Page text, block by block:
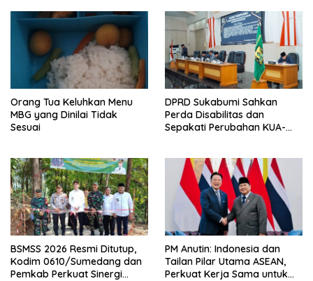
Orang Tua Keluhkan Menu
MBG yang Dinilai Tidak
Sesuai
DPRD Sukabumi Sahkan
Perda Disabilitas dan
Sepakati Perubahan KUA-
BSMSS 2026 Resmi Ditutup,
Kodim 0610/Sumedang dan
Pemkab Perkuat Sinergi
PM Anutin: Indonesia dan
Tailan Pilar Utama ASEAN,
Perkuat Kerja Sama untuk